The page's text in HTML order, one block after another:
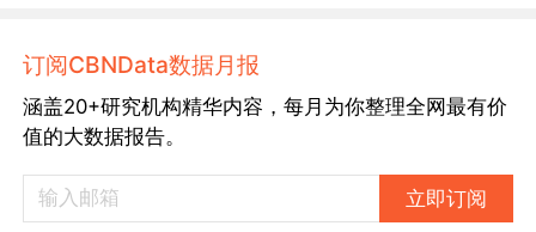
订阅CBNData数据月报
涵盖20+研究机构精华内容，每月为你整理全网最有价
值的大数据报告。
立即订阅